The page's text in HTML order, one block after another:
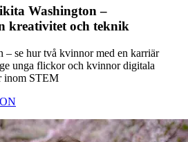
Washington –
kreativitet och teknik
– se hur två kvinnor med en karriär
unga flickor och kvinnor digitala
inom STEM